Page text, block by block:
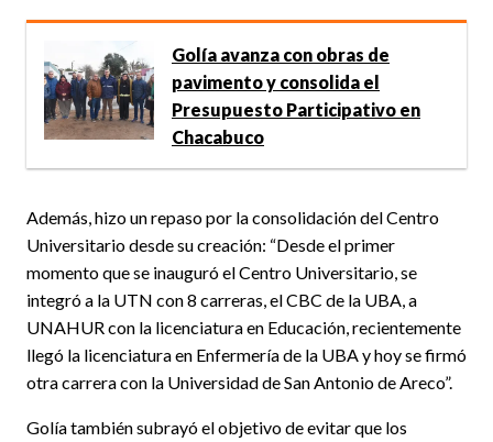
Golía avanza con obras de
pavimento y consolida el
Presupuesto Participativo en
Chacabuco
Además, hizo un repaso por la consolidación del Centro
Universitario desde su creación: “Desde el primer
momento que se inauguró el Centro Universitario, se
integró a la UTN con 8 carreras, el CBC de la UBA, a
UNAHUR con la licenciatura en Educación, recientemente
llegó la licenciatura en Enfermería de la UBA y hoy se firmó
otra carrera con la Universidad de San Antonio de Areco”.
Golía también subrayó el objetivo de evitar que los